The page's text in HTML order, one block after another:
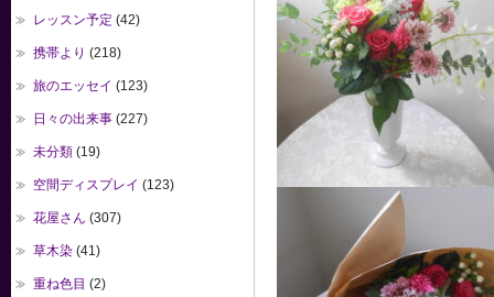
レッスン予定 (42)
携帯より (218)
旅のエッセイ (123)
日々の出来事 (227)
未分類 (19)
空間ディスプレイ (123)
花屋さん (307)
草木染 (41)
重ね色目 (2)